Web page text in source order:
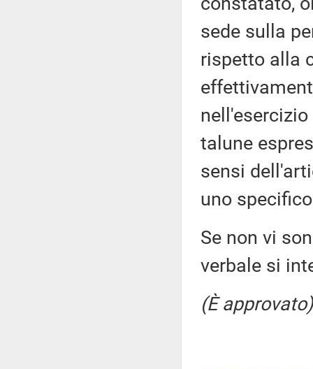
sede sulla
rispetto alla
talune
sensi
uno
Se non vi
verbale si
(È approvato)